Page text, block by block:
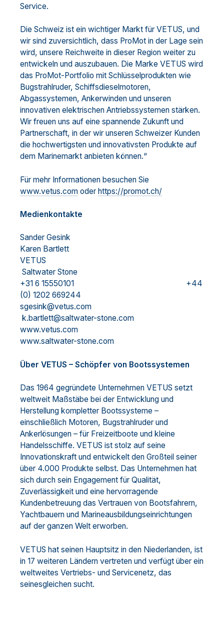
Service.
Die Schweiz ist ein wichtiger Markt für VETUS, und
wir sind zuversichtlich, dass ProMot in der Lage sein
wird, unsere Reichweite in dieser Region weiter zu
entwickeln und auszubauen. Die Marke VETUS wird
das ProMot-Portfolio mit Schlüsselprodukten wie
Bugstrahlruder, Schiffsdieselmotoren,
Abgassystemen, Ankerwinden und unseren
innovativen elektrischen Antriebssystemen stärken.
Wir freuen uns auf eine spannende Zukunft und
Partnerschaft, in der wir unseren Schweizer Kunden
die hochwertigsten und innovativsten Produkte auf
dem Marinemarkt anbieten können.“
Für mehr Informationen besuchen Sie
www.vetus.com oder https://promot.ch/
Medienkontakte
Sander Gesink
Karen Bartlett
VETUS
Saltwater Stone
+31 6 15550101 +44
(0) 1202 669244
sgesink@vetus.com
k.bartlett@saltwater-stone.com
www.vetus.com
www.saltwater-stone.com
Über VETUS – Schöpfer von Bootssystemen
Das 1964 gegründete Unternehmen VETUS setzt
weltweit Maßstäbe bei der Entwicklung und
Herstellung kompletter Bootssysteme –
einschließlich Motoren, Bugstrahlruder und
Ankerlösungen – für Freizeitboote und kleine
Handelsschiffe. VETUS ist stolz auf seine
Innovationskraft und entwickelt den Großteil seiner
über 4.000 Produkte selbst. Das Unternehmen hat
sich durch sein Engagement für Qualität,
Zuverlässigkeit und eine hervorragende
Kundenbetreuung das Vertrauen von Bootsfahrern,
Yachtbauern und Marineausbildungseinrichtungen
auf der ganzen Welt erworben.
VETUS hat seinen Hauptsitz in den Niederlanden, ist
in 17 weiteren Ländern vertreten und verfügt über ein
weltweites Vertriebs- und Servicenetz, das
seinesgleichen sucht.